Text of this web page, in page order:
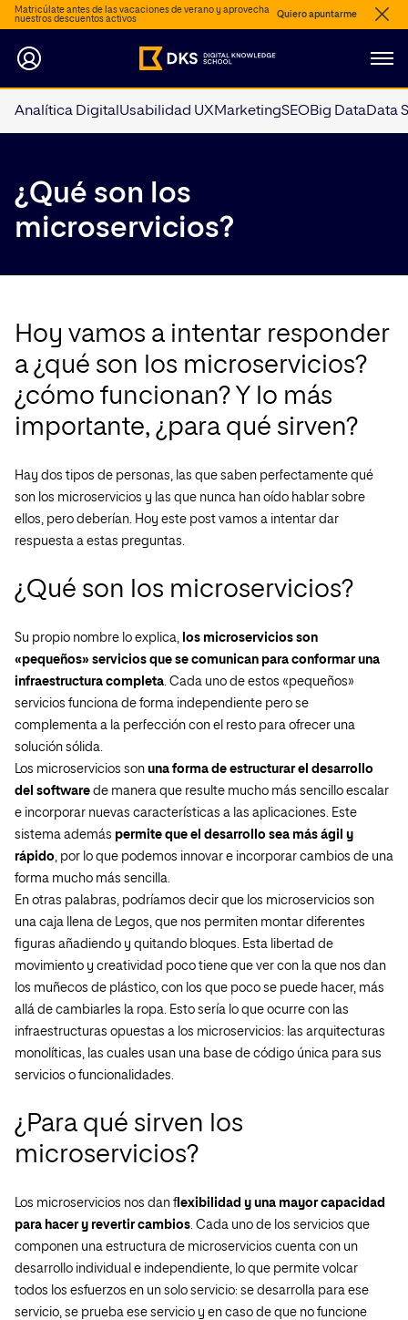
Matricúlate antes de las vacaciones de verano y aprovecha
nuestros descuentos activos
Quiero apuntarme
Analítica Digital Usabilidad UXMarketingSEOBig DataData
¿Qué son los
microservicios?
Hoy vamos a intentar responder
a ¿qué son los microservicios?
¿cómo funcionan? Y lo más
importante, ¿para qué sirven?
Hay dos tipos de personas, las que saben perfectamente qué
son los microservicios y las que nunca han oído hablar sobre
ellos, pero deberían. Hoy este post vamos a intentar dar
respuesta a estas preguntas.
¿Qué son los microservicios?
Su propio nombre lo explica, los microservicios son
«pequeños» servicios que se comunican para conformar una
infraestructura completa. Cada uno de estos «pequeños»
servicios funciona de forma independiente pero se
complementa a la perfección con el resto para ofrecer una
solución sólida.
Los microservicios son una forma de estructurar el desarrollo
del software de manera que resulte mucho más sencillo escalar
e incorporar nuevas características a las aplicaciones. Este
sistema además permite que el desarrollo sea más ágil y
rápido, por lo que podemos innovar e incorporar cambios de una
forma mucho más sencilla.
En otras palabras, podríamos decir que los microservicios son
una caja llena de Legos, que nos permiten montar diferentes
figuras añadiendo y quitando bloques. Esta libertad de
movimiento y creatividad poco tiene que ver con la que nos dan
los muñecos de plástico, con los que poco se puede hacer, más
allá de cambiarles la ropa. Esto sería lo que ocurre con las
infraestructuras opuestas a los microservicios: las arquitecturas
monolíticas, las cuales usan una base de código única para sus
servicios o funcionalidades.
¿Para qué sirven los
microservicios?
Los microservicios nos dan flexibilidad y una mayor capacidad
para hacer y revertir cambios. Cada uno de los servicios que
componen una estructura de microservicios cuenta con un
desarrollo individual e independiente, lo que permite volcar
todos los esfuerzos en un solo servicio: se desarrolla para ese
servicio, se prueba ese servicio y en caso de que no funcione